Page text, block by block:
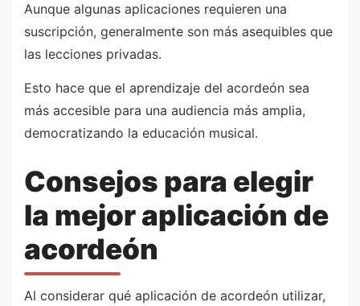
Aunque algunas aplicaciones requieren una
suscripción, generalmente son más asequibles que
las lecciones privadas.
Esto hace que el aprendizaje del acordeón sea
más accesible para una audiencia más amplia,
democratizando la educación musical.
Consejos para elegir
la mejor aplicación de
acordeón
Al considerar qué aplicación de acordeón utilizar,